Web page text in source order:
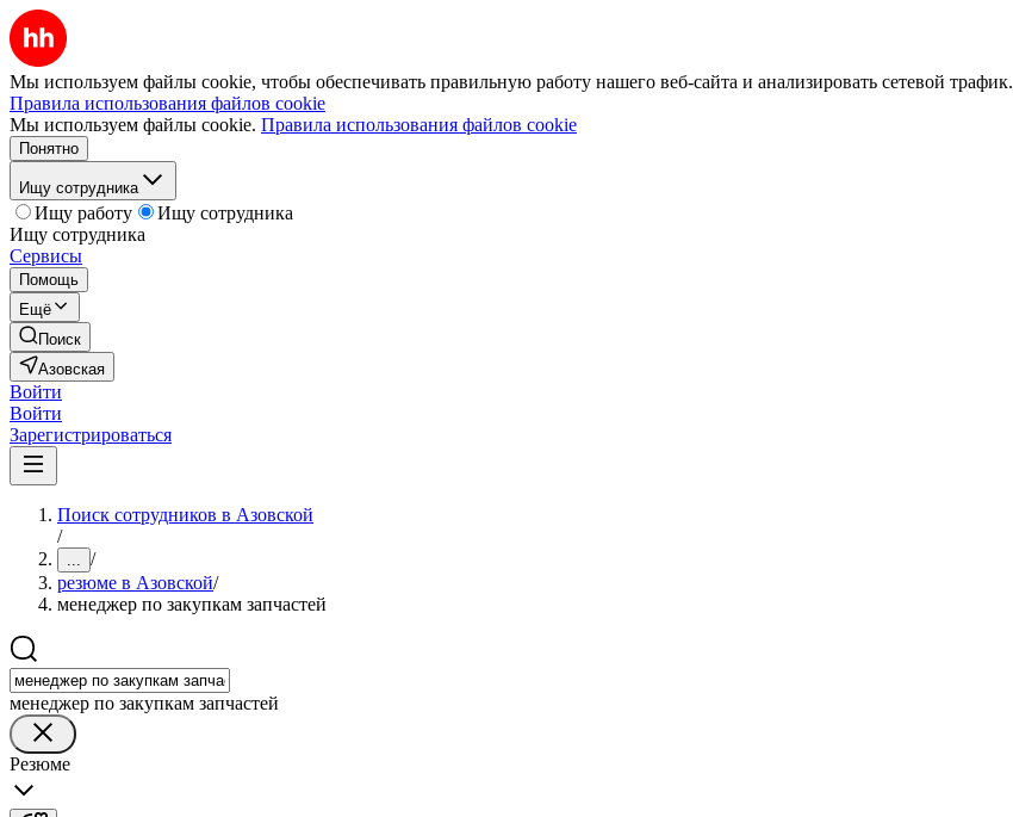
Мы используем файлы cookie, чтобы обеспечивать правильную работу нашего веб-сайта и анализировать сетевой трафик.
Правила использования файлов cookie
Мы используем файлы cookie. Правила использования файлов cookie
Понятно
Ищу сотрудника
Ищу работу
Ищу сотрудника
Ищу сотрудника
Сервисы
Помощь
Ещё
Поиск
Азовская
Войти
Войти
Зарегистрироваться
Поиск сотрудников в Азовской
/
... /
резюме в Азовской/
менеджер по закупкам запчастей
менеджер по закупкам запчастей
Резюме